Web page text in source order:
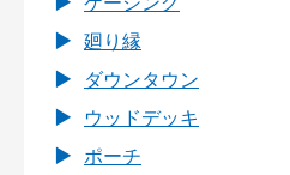
廻り縁
ダウンタウン
ウッドデッキ
ポーチ